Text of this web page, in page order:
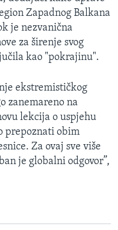
Zapadnog Balkana
je nezvanična
za širenje svog
kao "pokrajinu".
ekstremističkog
zanemareno na
lekcija o uspjehu
prepoznati obim
Za ovaj sve više
je globalni odgovor”,